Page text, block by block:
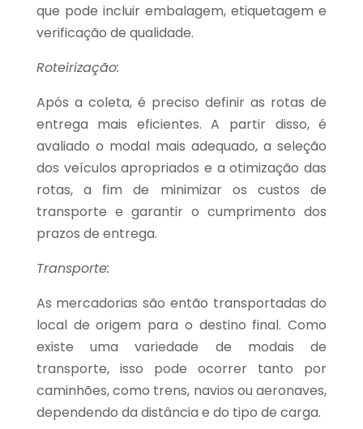
que pode incluir embalagem, etiquetagem e
verificação de qualidade.
Roteirização:
Após a coleta, é preciso definir as rotas de
entrega mais eficientes. A partir disso, é
avaliado o modal mais adequado, a seleção
dos veículos apropriados e a otimização das
rotas, a fim de minimizar os custos de
transporte e garantir o cumprimento dos
prazos de entrega.
Transporte:
As mercadorias são então transportadas do
local de origem para o destino final. Como
existe uma variedade de modais de
transporte, isso pode ocorrer tanto por
caminhões, como trens, navios ou aeronaves,
dependendo da distância e do tipo de carga.